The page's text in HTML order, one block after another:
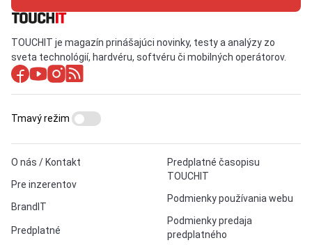
TOUCHIT je magazín prinášajúci novinky, testy a analýzy zo
sveta technológií, hardvéru, softvéru či mobilných operátorov.
O nás / Kontakt
Pre inzerentov
BrandIT
Predplatné
Predplatné časopisu
TOUCHIT
Podmienky používania webu
Podmienky predaja
predplatného
Tmavý režim